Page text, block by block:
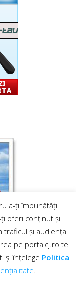
a-ți îmbunătăți
oferi conținut și
traficul și audiența
pe portalcj.ro te
și înțelege Politica
.